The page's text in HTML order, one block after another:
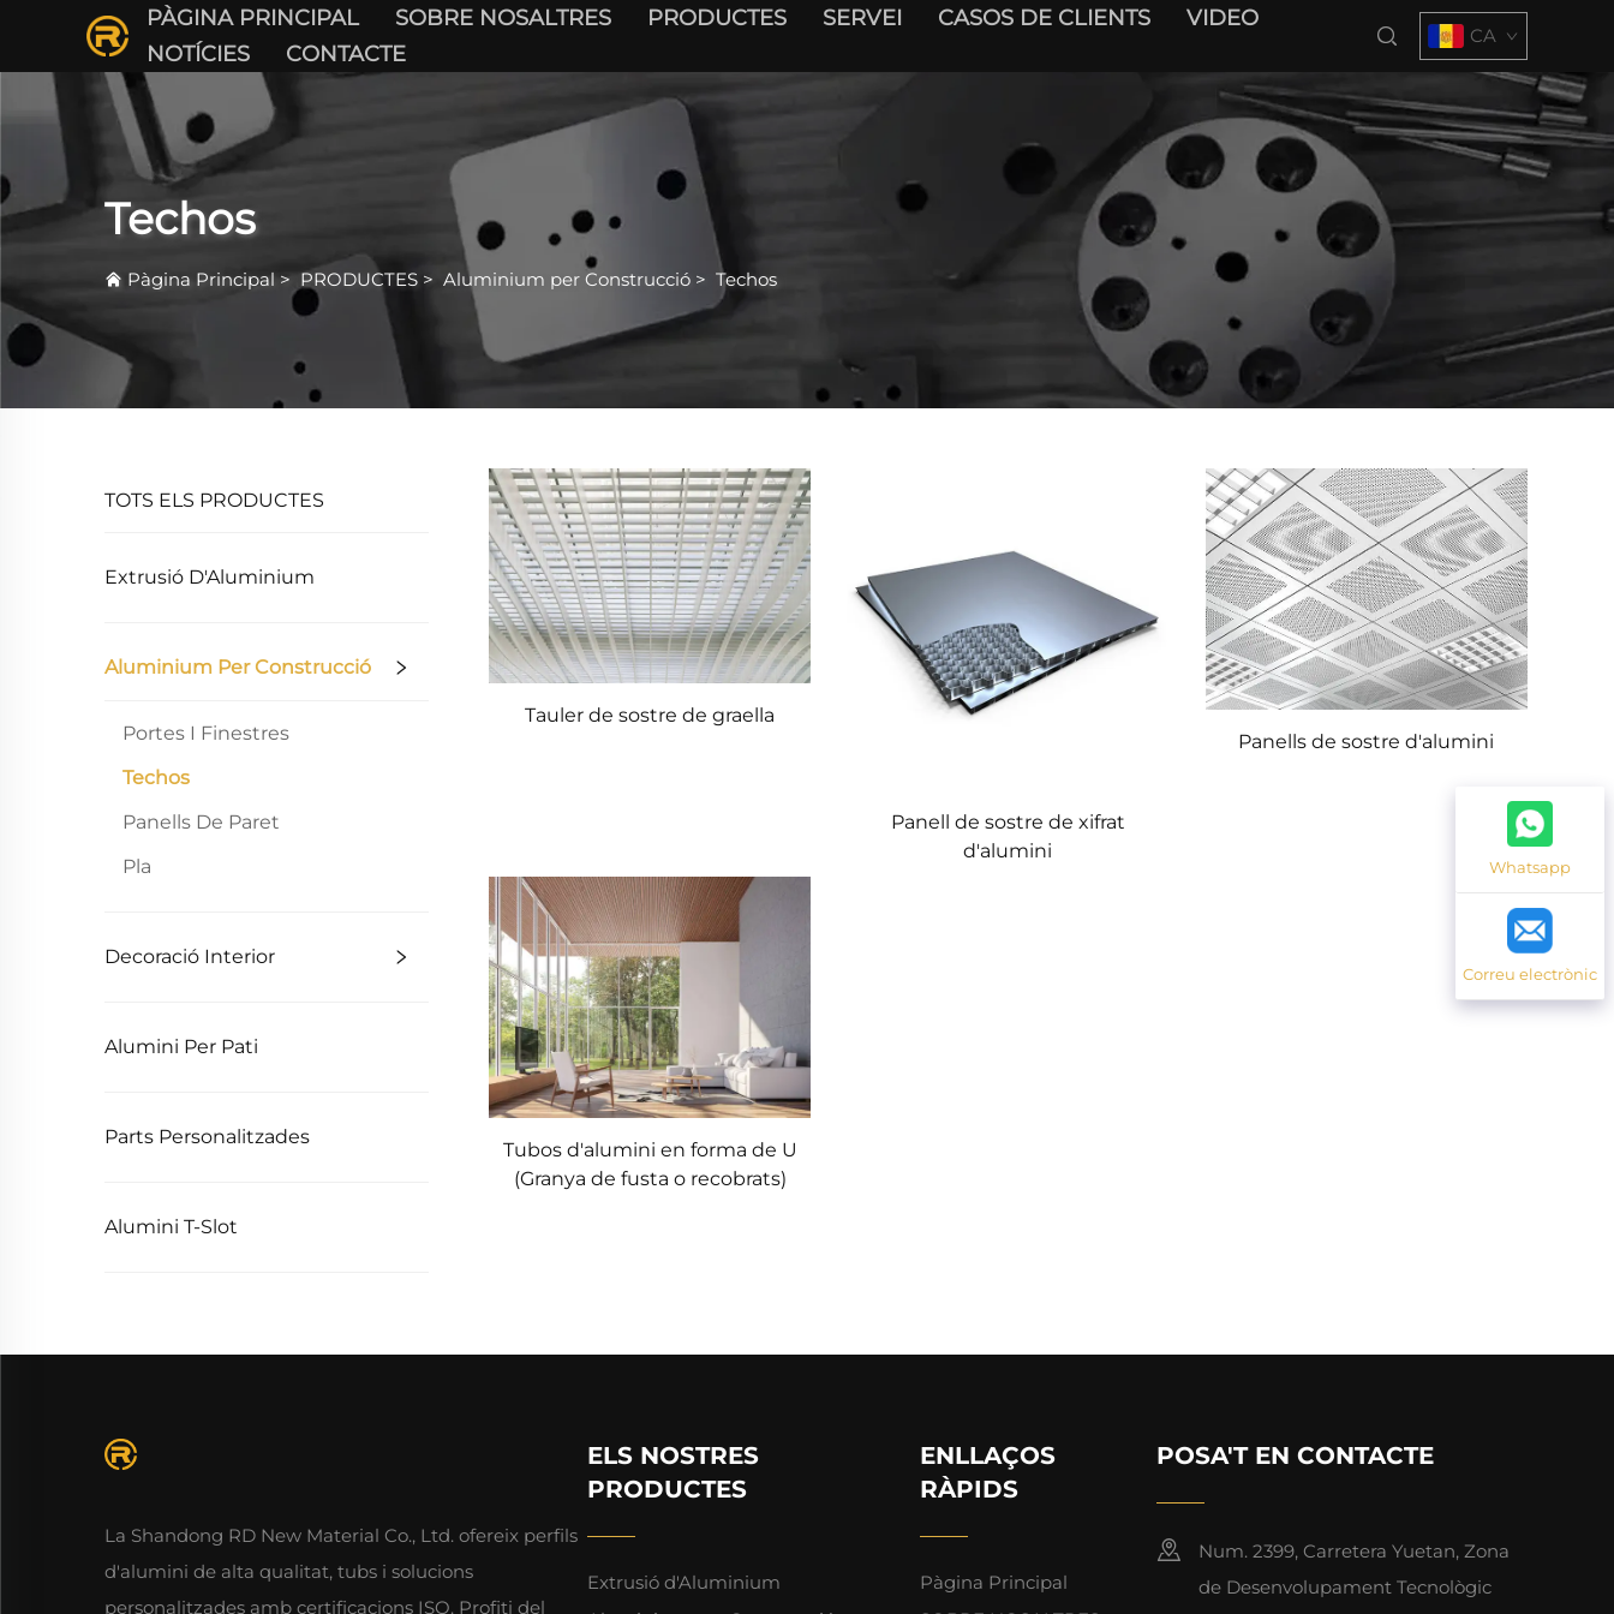
PÀGINA PRINCIPAL SOBRE NOSALTRES PRODUCTES SERVEI CASOS DE CLIENTS
VIDEO
NOTÍCIES
CONTACTE
CA
Techos
Pàgina Principal>PRODUCTES > Aluminium per Construcció > Techos
TOTS ELS PRODUCTES
Extrusió D'Aluminium
Aluminium Per Construcció
Portes I Finestres
Techos
Panells De Paret
Pla
Decoració Interior
Alumini Per Pati
Parts Personalitzades
Alumini T-Slot
Tauler de sostre de graella
Panell de sostre de xifrat
d'alumini
Panells de sostre d'alumini
Tubos d'alumini en forma de U
(Granya de fusta o recobrats)
Whatsapp
Correu electrònic
La Shandong RD New Material Co., Ltd. ofereix perfils
d'alumini de alta qualitat, tubs i solucions
personalitzades amb certificacions ISO. Profiti del
ELS NOSTRES
PRODUCTES
Extrusió d'Aluminium
ENLLAÇOS
RÀPIDS
Pàgina Principal
POSA'T EN CONTACTE
Num. 2399, Carretera Yuetan, Zona
de Desenvolupament Tecnològic